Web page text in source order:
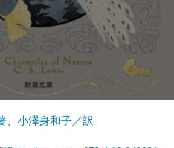
、小澤身和子／訳